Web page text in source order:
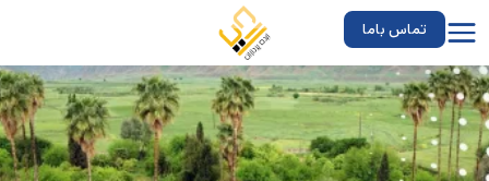
تماس باما